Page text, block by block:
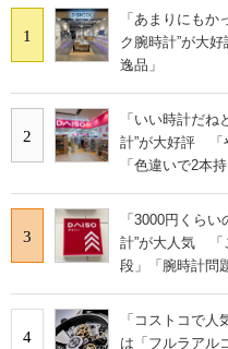
1
「あまりにも
ク腕時計”が大
逸品」
2
「いい時計だ
計”が大好評 「
「色違いで2本
3
「3000円くら
計”が大人気 「
段」「腕時計問
4
「コストコで
は「フルラアル